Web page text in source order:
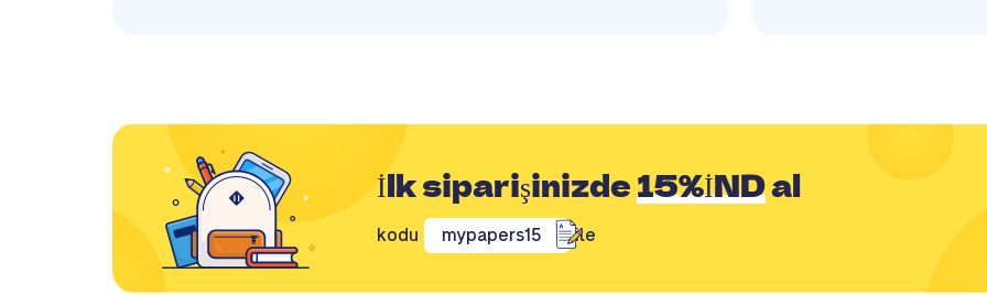
İlk siparişinizde15%İNDal
kodu mypapers15 ile